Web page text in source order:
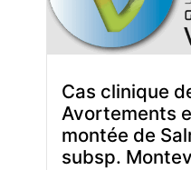
Cas clinique
Avortements
montée de
subsp.